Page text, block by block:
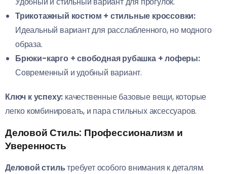
Трикотажный костюм + стильные кроссовки:
Идеальный вариант для расслабленного, но модного
образа.
Брюки-карго + свободная рубашка + лоферы:
Современный и удобный вариант.
Ключ к успеху: качественные базовые вещи, которые
легко комбинировать, и пара стильных аксессуаров.
Деловой Стиль: Профессионализм и
Уверенность
Деловой стильтребует особого внимания к деталям.